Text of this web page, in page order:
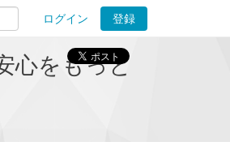
ログイン
登録
心をもっと